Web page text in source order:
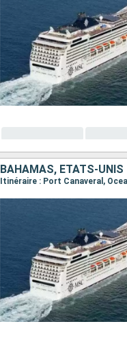
BAHAMAS, ÉTATS-UNIS
Itinéraire : Port Canaveral,